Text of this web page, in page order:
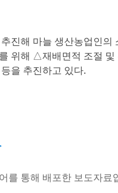
진해 마늘 생산농업인
위해 △재배면적 조절
을 추진하고 있다.
를 통해 배포한 보도자료